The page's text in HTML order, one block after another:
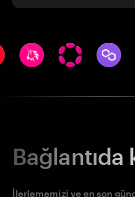
Bağlantıda
İlerlememizi ve en son